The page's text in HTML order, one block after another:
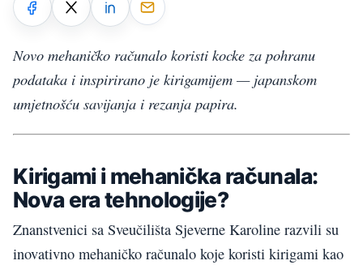
Novo mehaničko računalo koristi kocke za pohranu
podataka i inspirirano je kirigamijem — japanskom
umjetnošću savijanja i rezanja papira.
Kirigami i mehanička računala:
Nova era tehnologije?
Znanstvenici sa Sveučilišta Sjeverne Karoline razvili su
inovativno mehaničko računalo koje koristi kirigami kao